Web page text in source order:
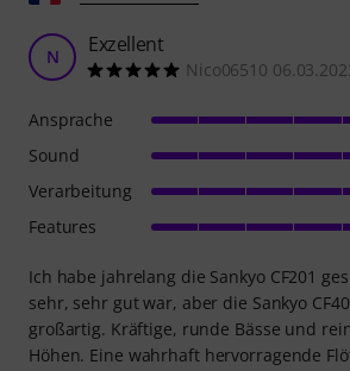
N Exzellent
Nico06510
Ich habe jahrelang die Sankyo CF201
sehr, sehr gut war, aber die Sankyo
großartig. Kräftige, runde Bässe und
Höhen. Eine wahrhaft hervorragende
Ansprache
Sound
Verarbeitung
Features